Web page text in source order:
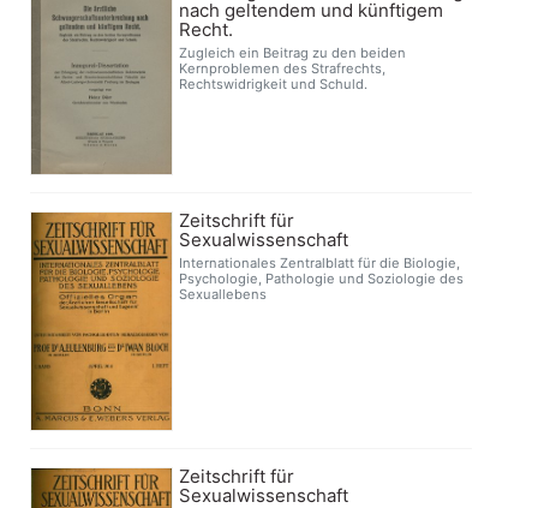
nach geltendem und künftigem
Recht.
Zugleich ein Beitrag zu den beiden
Kernproblemen des Strafrechts,
Rechtswidrigkeit und Schuld.
Zeitschrift für
Sexualwissenschaft
Internationales Zentralblatt für die Biologie,
Psychologie, Pathologie und Soziologie des
Sexuallebens
Zeitschrift für
Sexualwissenschaft